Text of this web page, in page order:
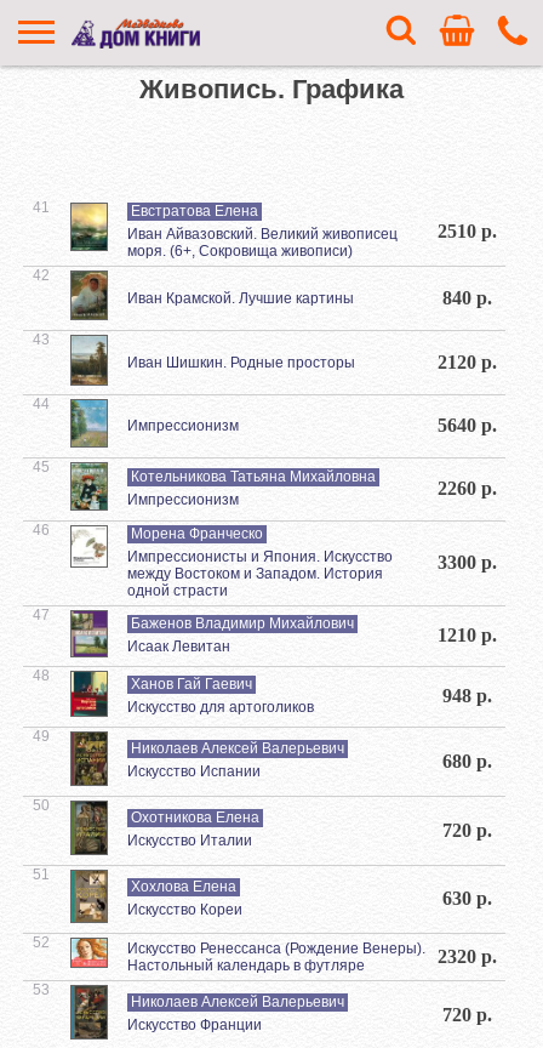
Живопись. Графика
41
Евстратова Елена
Иван Айвазовский. Великий живописец
моря. (6+, Сокровища живописи)
2510 р.
42
Иван Крамской. Лучшие картины
840 р.
43
Иван Шишкин. Родные просторы
2120 р.
44
Импрессионизм
5640 р.
45
Котельникова Татьяна Михайловна
Импрессионизм
2260 р.
46
Морена Франческо
Импрессионисты и Япония. Искусство
между Востоком и Западом. История
одной страсти
3300 р.
47
Баженов Владимир Михайлович
Исаак Левитан
1210 р.
48
Ханов Гай Гаевич
Искусство для артоголиков
948 р.
49
Николаев Алексей Валерьевич
Искусство Испании
680 р.
50
Охотникова Елена
Искусство Италии
720 р.
51
Хохлова Елена
Искусство Кореи
630 р.
52
Искусство Ренессанса (Рождение Венеры).
Настольный календарь в футляре
2320 р.
53
Николаев Алексей Валерьевич
Искусство Франции
720 р.